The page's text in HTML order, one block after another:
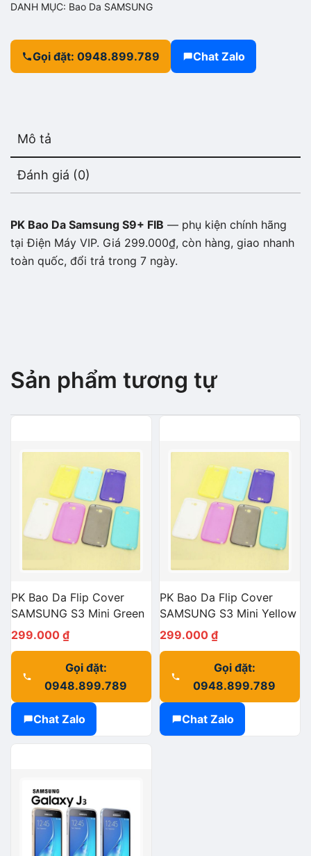
DANH MỤC: Bao Da SAMSUNG
Gọi đặt: 0948.899.789 Chat Zalo
Mô tả
Đánh giá (0)
PK Bao Da Samsung S9+ FIB — phụ kiện chính hãng
tại Điện Máy VIP. Giá 299.000₫, còn hàng, giao nhanh
toàn quốc, đổi trả trong 7 ngày.
Sản phẩm tương tự
PK Bao Da Flip Cover
SAMSUNG S3 Mini Green
299.000 ₫
Gọi đặt:
0948.899.789
Chat Zalo
PK Bao Da Flip Cover
SAMSUNG S3 Mini Yellow
299.000 ₫
Gọi đặt:
0948.899.789
Chat Zalo